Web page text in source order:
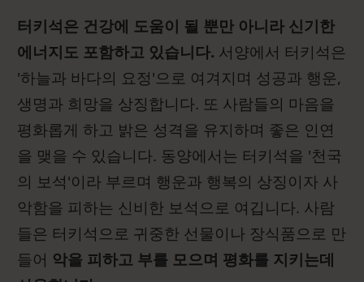
터키석은 건강에 도움이 될 뿐만 아니라 신기한
에너지도 포함하고 있습니다. 서양에서 터키석은
'하늘과 바다의 요정'으로 여겨지며 성공과 행운,
생명과 희망을 상징합니다. 또 사람들의 마음을
평화롭게 하고 밝은 성격을 유지하며 좋은 인연
을 맺을 수 있습니다. 동양에서는 터키석을 '천국
의 보석'이라 부르며 행운과 행복의 상징이자 사
악함을 피하는 신비한 보석으로 여깁니다. 사람
들은 터키석으로 귀중한 선물이나 장식품으로 만
들어 악을 피하고 부를 모으며 평화를 지키는데